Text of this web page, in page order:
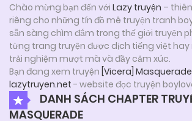
Chào mừng bạn đến với Lazy truyện –
riêng cho những tín đồ mê truyện tranh
sẵn sàng chìm đắm trong thế giới truyện
từng trang truyện được dịch tiếng việt hay
trải nghiệm mượt mà và đầy cảm xúc.
Bạn đang xem truyện [Vicera] Masquerade
lazytruyen.net - website đọc truyện
DANH SÁCH CHAPTER
MASQUERADE